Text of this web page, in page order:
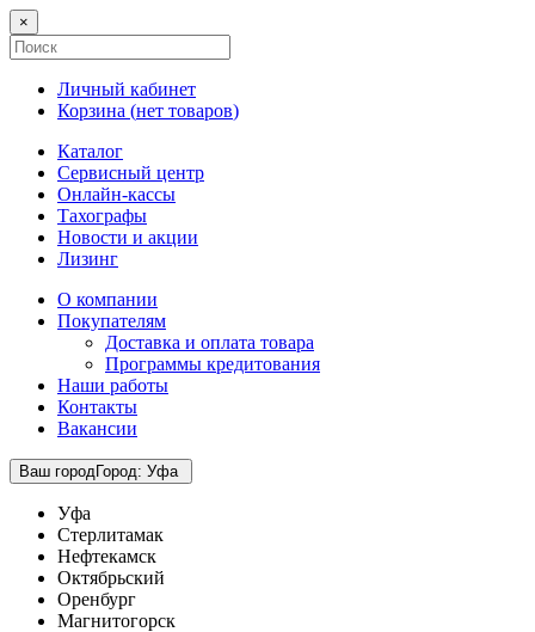
×
Личный кабинет
Корзина (нет товаров)
Каталог
Сервисный центр
Онлайн-кассы
Тахографы
Новости и акции
Лизинг
О компании
Покупателям
Доставка и оплата товара
Программы кредитования
Наши работы
Контакты
Вакансии
Ваш городГород: Уфа
Уфа
Стерлитамак
Нефтекамск
Октябрьский
Оренбург
Магнитогорск